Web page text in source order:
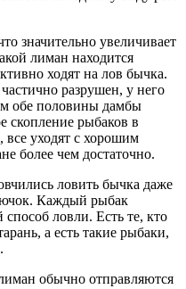
значительно увеличивает
лиман находится
ходят на лов бычка.
разрушен, у него
обе половины дамбы
скопление рыбаков в
все уходят с хорошим
более чем достаточно.
ловить бычка даже
Каждый рыбак
ловли. Есть те, кто
а есть такие рыбаки,
обычно отправляются